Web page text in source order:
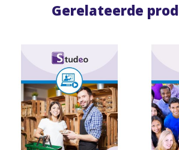
Gerelateerde